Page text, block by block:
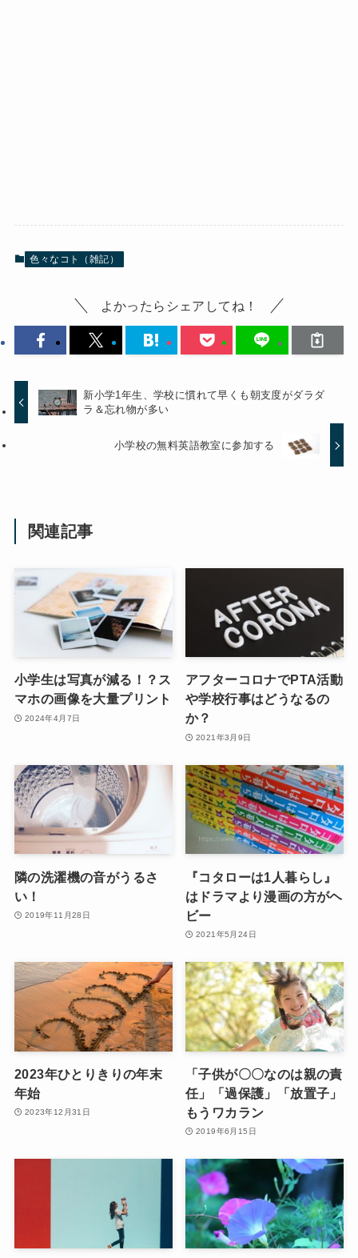
色々なコト（雑記）
よかったらシェアしてね！
新小学1年生、学校に慣れて早くも朝支度がダラダ
ラ＆忘れ物が多い
小学校の無料英語教室に参加する
関連記事
小学生は写真が減る！？ス
マホの画像を大量プリント
2024年4月7日
アフターコロナでPTA活動
や学校行事はどうなるの
か？
2021年3月9日
隣の洗濯機の音がうるさ
い！
2019年11月28日
『コタローは1人暮らし』
はドラマより漫画の方がヘ
ビー
2021年5月24日
2023年ひとりきりの年末
年始
2023年12月31日
「子供が〇〇なのは親の責
任」「過保護」「放置子」
もうワカラン
2019年6月15日